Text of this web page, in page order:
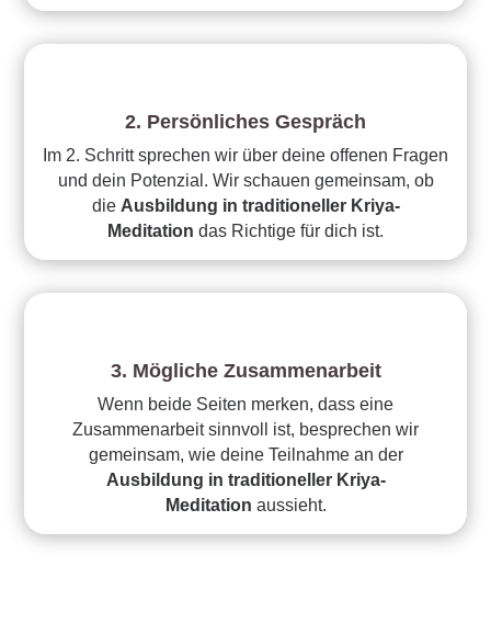
2. Persönliches Gespräch
Im 2. Schritt sprechen wir über deine offenen Fragen
und dein Potenzial. Wir schauen gemeinsam, ob
die Ausbildung in traditioneller Kriya-
Meditation das Richtige für dich ist.
3. Mögliche Zusammenarbeit
Wenn beide Seiten merken, dass eine
Zusammenarbeit sinnvoll ist, besprechen wir
gemeinsam, wie deine Teilnahme an der
Ausbildung in traditioneller Kriya-
Meditation aussieht.